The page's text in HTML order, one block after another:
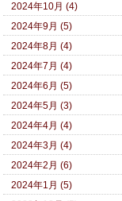
2024年10月 (4)
2024年9月 (5)
2024年8月 (4)
2024年7月 (4)
2024年6月 (5)
2024年5月 (3)
2024年4月 (4)
2024年3月 (4)
2024年2月 (6)
2024年1月 (5)